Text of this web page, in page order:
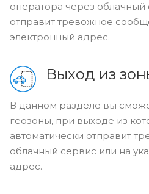
оператора через облачный
отправит тревожное
электронный адрес.
Выход из
В данном разделе вы
геозоны, при выходе из
автоматически отправит
облачный сервис или на
адрес.